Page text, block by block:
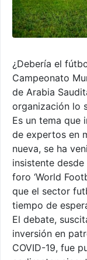
¿Debería el
Campeonato
de Arabia
organización lo
Es un tema que
de expertos en
nueva, se ha
insistente
foro ‘World
que el sector
tiempo de
El debate,
inversión en
COVID-19, fue